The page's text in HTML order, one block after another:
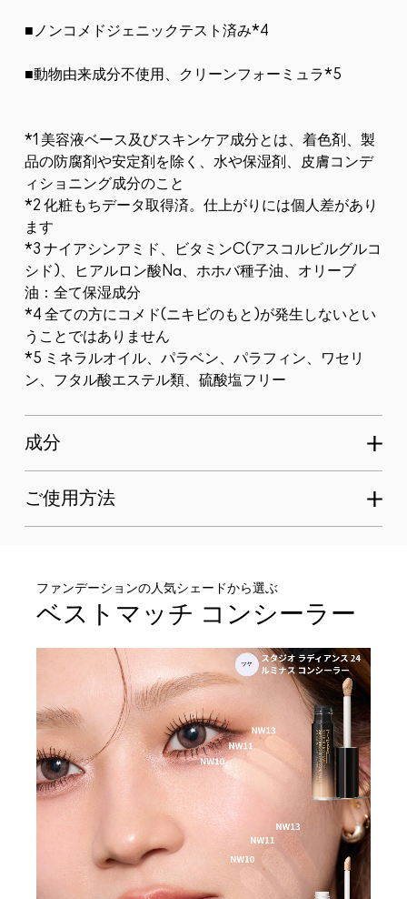
■ノンコメドジェニックテスト済み*4
■動物由来成分不使用、クリーンフォーミュラ*5
*1 美容液ベース及びスキンケア成分とは、着色剤、製
品の防腐剤や安定剤を除く、水や保湿剤、皮膚コンデ
ィショニング成分のこと
*2 化粧もちデータ取得済。仕上がりには個人差があり
ます
*3 ナイアシンアミド、ビタミンC(アスコルビルグルコ
シド)、ヒアルロン酸Na、ホホバ種子油、オリーブ
油：全て保湿成分
*4 全ての方にコメド(ニキビのもと)が発生しないとい
うことではありません
*5 ミネラルオイル、パラベン、パラフィン、ワセリ
ン、フタル酸エステル類、硫酸塩フリー
成分
ご使用方法
ファンデーションの人気シェードから選ぶ
ベストマッチ コンシーラー